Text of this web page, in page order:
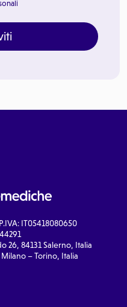
IT05418080650
26, 84131 Salerno, Italia
– Torino, Italia